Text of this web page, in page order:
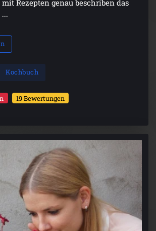
Rezepten genau beschriben das
Kochbuch
19 Bewertungen